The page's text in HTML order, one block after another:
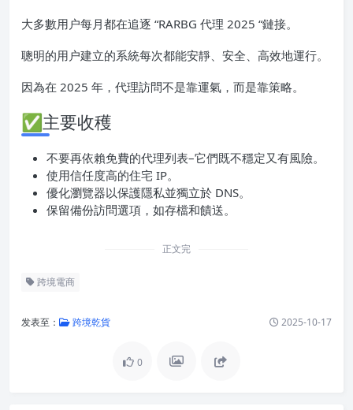
大多數用户每月都在追逐 “RARBG 代理 2025 “鏈接。
聰明的用户建立的系統每次都能安靜、安全、高效地運行。
因為在 2025 年，代理訪問不是靠運氣，而是靠策略。
✅主要收穫
不要再依賴免費的代理列表–它們既不穩定又有風險。
使用信任度高的住宅 IP。
優化瀏覽器以保護隱私並獨立於 DNS。
保留備份訪問選項，如存檔和饋送。
正文完
跨境電商
发表至： 跨境乾貨 2025-10-17
0